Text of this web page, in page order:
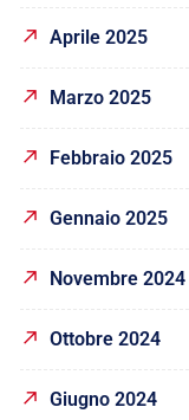
Aprile 2025
Marzo 2025
Febbraio 2025
Gennaio 2025
Novembre 2024
Ottobre 2024
Giugno 2024